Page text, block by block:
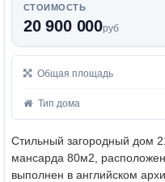
СТОИМОСТЬ
20 900 000руб
Общая площадь
Тип дома
Стильный загородный дом
мансарда 80м2,
выполнен в английском